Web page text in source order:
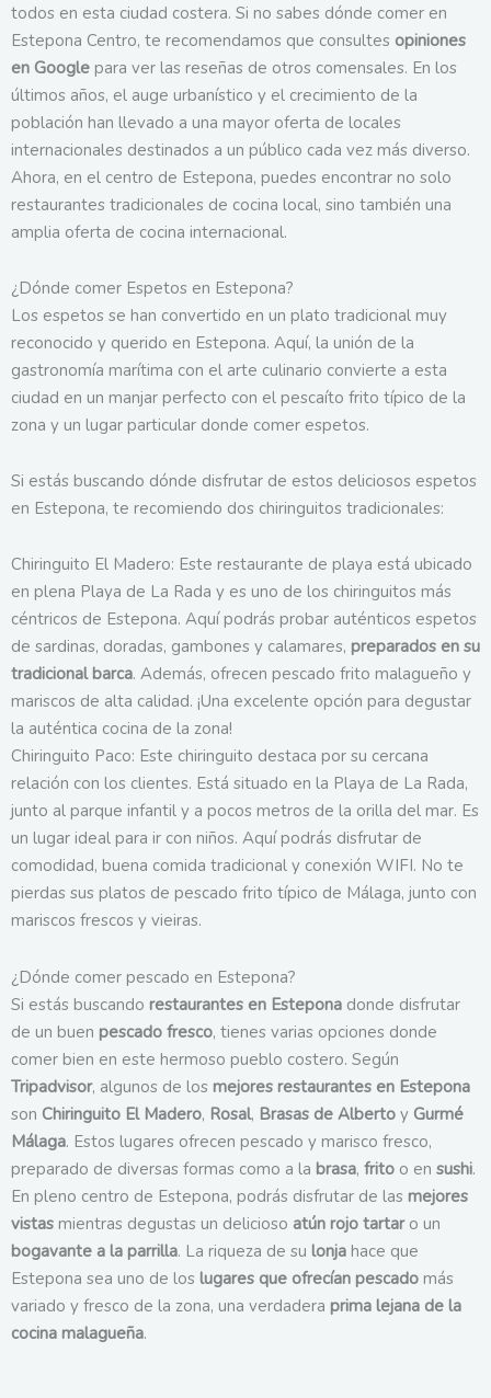
todos en esta ciudad costera. Si no sabes dónde comer en
Estepona Centro, te recomendamos que consultes opiniones
en Google para ver las reseñas de otros comensales. En los
últimos años, el auge urbanístico y el crecimiento de la
población han llevado a una mayor oferta de locales
internacionales destinados a un público cada vez más diverso.
Ahora, en el centro de Estepona, puedes encontrar no solo
restaurantes tradicionales de cocina local, sino también una
amplia oferta de cocina internacional.
¿Dónde comer Espetos en Estepona?
Los espetos se han convertido en un plato tradicional muy
reconocido y querido en Estepona. Aquí, la unión de la
gastronomía marítima con el arte culinario convierte a esta
ciudad en un manjar perfecto con el pescaíto frito típico de la
zona y un lugar particular donde comer espetos.
Si estás buscando dónde disfrutar de estos deliciosos espetos
en Estepona, te recomiendo dos chiringuitos tradicionales:
Chiringuito El Madero: Este restaurante de playa está ubicado
en plena Playa de La Rada y es uno de los chiringuitos más
céntricos de Estepona. Aquí podrás probar auténticos espetos
de sardinas, doradas, gambones y calamares, preparados en su
tradicional barca. Además, ofrecen pescado frito malagueño y
mariscos de alta calidad. ¡Una excelente opción para degustar
la auténtica cocina de la zona!
Chiringuito Paco: Este chiringuito destaca por su cercana
relación con los clientes. Está situado en la Playa de La Rada,
junto al parque infantil y a pocos metros de la orilla del mar. Es
un lugar ideal para ir con niños. Aquí podrás disfrutar de
comodidad, buena comida tradicional y conexión WIFI. No te
pierdas sus platos de pescado frito típico de Málaga, junto con
mariscos frescos y vieiras.
¿Dónde comer pescado en Estepona?
Si estás buscando restaurantes en Estepona donde disfrutar
de un buen pescado fresco, tienes varias opciones donde
comer bien en este hermoso pueblo costero. Según
Tripadvisor, algunos de los mejores restaurantes en Estepona
son Chiringuito El Madero, Rosal, Brasas de Alberto y Gurmé
Málaga. Estos lugares ofrecen pescado y marisco fresco,
preparado de diversas formas como a la brasa, frito o en sushi.
En pleno centro de Estepona, podrás disfrutar de las mejores
vistas mientras degustas un delicioso atún rojo tartaro un
bogavante a la parrilla. La riqueza de su lonja hace que
Estepona sea uno de los lugares que ofrecían pescado más
variado y fresco de la zona, una verdadera prima lejana de la
cocina malagueña.